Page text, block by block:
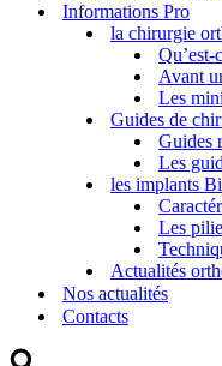
Informations Pro
la chirurgie
Qu’est-
Avant
Les
Guides de
Guides
Les
les implants
Les
Actualités
Nos actualités
Contacts